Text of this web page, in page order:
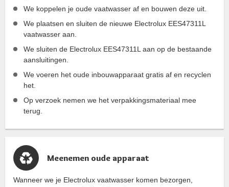
We koppelen je oude vaatwasser af en bouwen deze uit.
We plaatsen en sluiten de nieuwe Electrolux EES47311L
vaatwasser aan.
We sluiten de Electrolux EES47311L aan op de bestaande
aansluitingen.
We voeren het oude inbouwapparaat gratis af en recyclen
het.
Op verzoek nemen we het verpakkingsmateriaal mee
terug.
Meenemen oude apparaat
Wanneer we je Electrolux vaatwasser komen bezorgen,